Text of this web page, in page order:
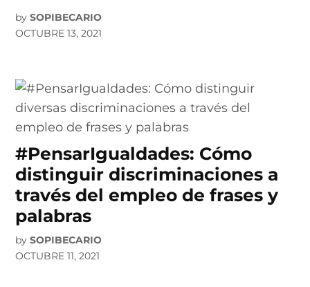
by SOPIBECARIO
OCTUBRE 13, 2021
#PensarIgualdades: Cómo
distinguir discriminaciones a
través del empleo de frases y
palabras
by SOPIBECARIO
OCTUBRE 11, 2021